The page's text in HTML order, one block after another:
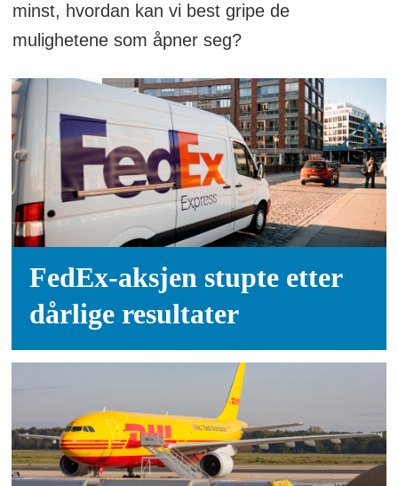
minst, hvordan kan vi best gripe de
mulighetene som åpner seg?
FedEx-aksjen stupte etter
dårlige resultater